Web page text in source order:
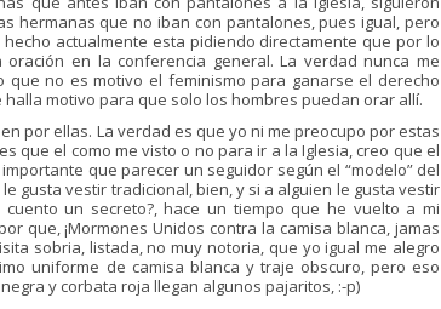
hermanas que no iban con pantalones, pues igual, pero
actualmente esta pidiendo directamente que por lo
en la conferencia general. La verdad nunca me
no es motivo el feminismo para ganarse el derecho
motivo para que solo los hombres puedan orar allí.
por ellas. La verdad es que yo ni me preocupo por estas
que el como me visto o no para ir a la Iglesia, creo que el
que parecer un seguidor según el “modelo” del
gusta vestir tradicional, bien, y si a alguien le gusta vestir
un secreto?, hace un tiempo que he vuelto a mi
que, ¡Mormones Unidos contra la camisa blanca, jamas
sobria, listada, no muy notoria, que yo igual me alegro
uniforme de camisa blanca y traje obscuro, pero eso
y corbata roja llegan algunos pajaritos, :-p)